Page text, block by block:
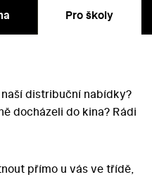
Pro školy
distribuční nabídky?
docházeli do kina? Rádi
přímo u vás ve třídě,